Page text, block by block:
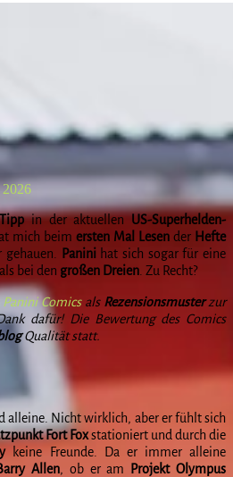
2026
Tippin der aktuellen US-Superhelden-
mich beim ersten Mal Lesen der Hefte
Panini hat sich sogar für eine
bei den großen Dreien . Zu Recht?
Panini Comicsals Rezensionsmusterzur
dafür! Die Bewertung des Comics
Qualität statt.
alleine. Nicht wirklich, aber er fühlt sich
Fort Foxstationiert und durch die
keine Freunde. Da er immer alleine
Allen, ob er am Projekt Olympus